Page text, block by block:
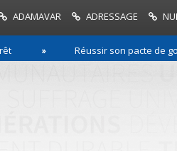
ADAMAVAR ADRESSAGE
Réussir son pacte de